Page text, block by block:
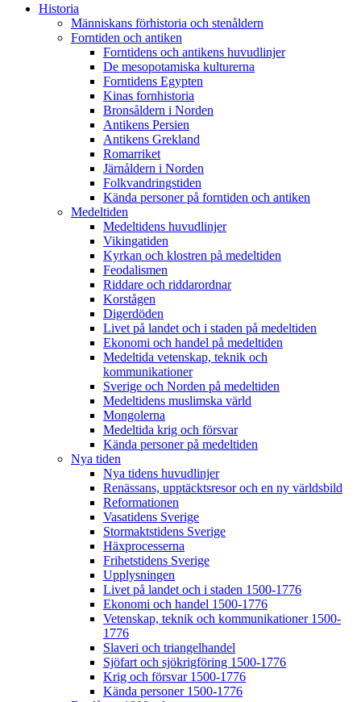
Historia
Människans förhistoria och stenåldern
Forntiden och antiken
Forntidens och antikens huvudlinjer
De mesopotamiska kulturerna
Forntidens Egypten
Kinas fornhistoria
Bronsåldern i Norden
Antikens Persien
Antikens Grekland
Romarriket
Järnåldern i Norden
Folkvandringstiden
Kända personer på forntiden och antiken
Medeltiden
Medeltidens huvudlinjer
Vikingatiden
Kyrkan och klostren på medeltiden
Feodalismen
Riddare och riddarordnar
Korstågen
Digerdöden
Livet på landet och i staden på medeltiden
Ekonomi och handel på medeltiden
Medeltida vetenskap, teknik och
kommunikationer
Sverige och Norden på medeltiden
Medeltidens muslimska värld
Mongolerna
Medeltida krig och försvar
Kända personer på medeltiden
Nya tiden
Nya tidens huvudlinjer
Renässans, upptäcktsresor och en ny världsbild
Reformationen
Vasatidens Sverige
Stormaktstidens Sverige
Häxprocesserna
Frihetstidens Sverige
Upplysningen
Livet på landet och i staden 1500-1776
Ekonomi och handel 1500-1776
Vetenskap, teknik och kommunikationer 1500-
1776
Slaveri och triangelhandel
Sjöfart och sjökrigföring 1500-1776
Krig och försvar 1500-1776
Kända personer 1500-1776